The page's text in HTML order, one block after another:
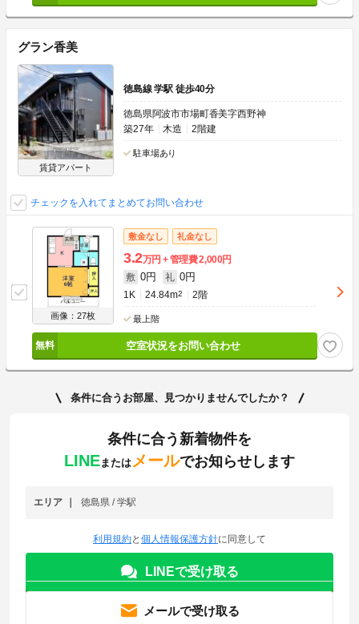
グラン香美
賃貸アパート
徳島線 学駅 徒歩40分
徳島県阿波市市場町香美字西野神
築27年
木造 2階建
駐車場あり
チェックを入れてまとめてお問い合わせ
画像：27枚
敷金なし 礼金なし
3.2万円 管理費2,000円
敷 0円 礼 0円
1K 24.84m2 2階
最上階
空室状況をお問い合わせ
条件に合うお部屋、見つかりませんでしたか？
条件に合う新着物件を
LINEまたは メールでお知らせします
エリア 徳島県 / 学駅
利用規約と 個人情報保護方針に同意して
LINEで受け取る
メールで受け取る